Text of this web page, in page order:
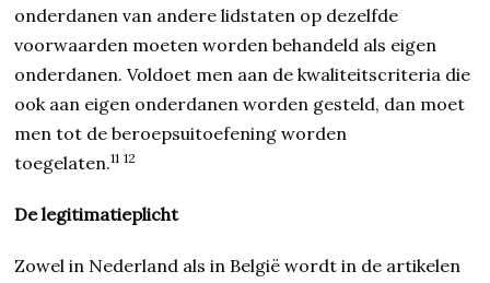
onderdanen van andere lidstaten op dezelfde
voorwaarden moeten worden behandeld als eigen
onderdanen. Voldoet men aan de kwaliteitscriteria die
ook aan eigen onderdanen worden gesteld, dan moet
men tot de beroepsuitoefening worden
toegelaten.11 12
De legitimatieplicht
Zowel in Nederland als in België wordt in de artikelen